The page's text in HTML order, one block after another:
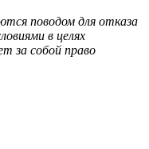
поводом для отказа
в целях
за собой право